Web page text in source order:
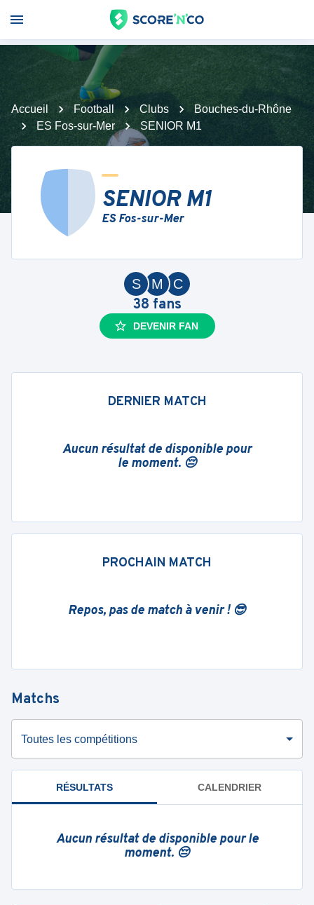
Accueil Football Clubs
Bouches-du-Rhône
ES Fos-sur-Mer
SENIOR M1
SENIOR M1
ES Fos-sur-Mer
C
M
S
38 fans
DEVENIR FAN
DERNIER MATCH
Aucun résultat de disponible pour
le moment. 😔
PROCHAIN MATCH
Repos, pas de match à venir ! 😎
Matchs
Toutes les compétitions
RÉSULTATS CALENDRIER
Aucun résultat de disponible pour le
moment. 😔